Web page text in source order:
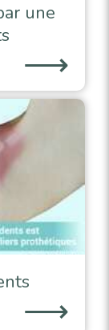
une
⟶
⟶